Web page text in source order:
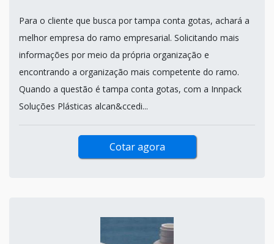
Para o cliente que busca por tampa conta gotas, achará a
melhor empresa do ramo empresarial. Solicitando mais
informações por meio da própria organização e
encontrando a organização mais competente do ramo.
Quando a questão é tampa conta gotas, com a Innpack
Soluções Plásticas alcan&ccedi...
Cotar agora